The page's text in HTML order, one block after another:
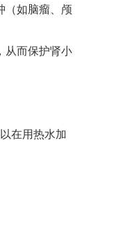
（如脑瘤、颅
从而保护肾小
在用热水加